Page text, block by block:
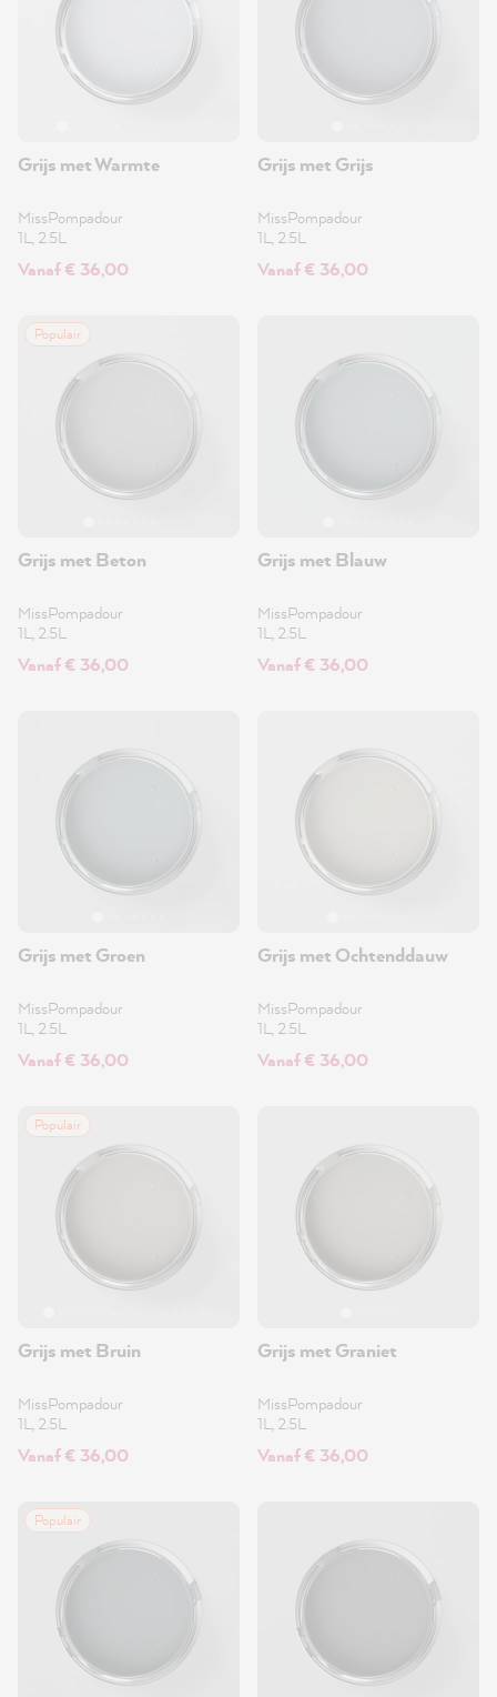
Grijs met Warmte
MissPompadour
1L, 2.5L
Vanaf € 36,00
Grijs met Grijs
MissPompadour
1L, 2.5L
Vanaf € 36,00
Populair
Grijs met Beton
MissPompadour
1L, 2.5L
Vanaf € 36,00
Grijs met Blauw
MissPompadour
1L, 2.5L
Vanaf € 36,00
Grijs met Groen
MissPompadour
1L, 2.5L
Vanaf € 36,00
Grijs met Ochtenddauw
MissPompadour
1L, 2.5L
Vanaf € 36,00
Populair
Grijs met Bruin
MissPompadour
1L, 2.5L
Vanaf € 36,00
Grijs met Graniet
MissPompadour
1L, 2.5L
Vanaf € 36,00
Populair